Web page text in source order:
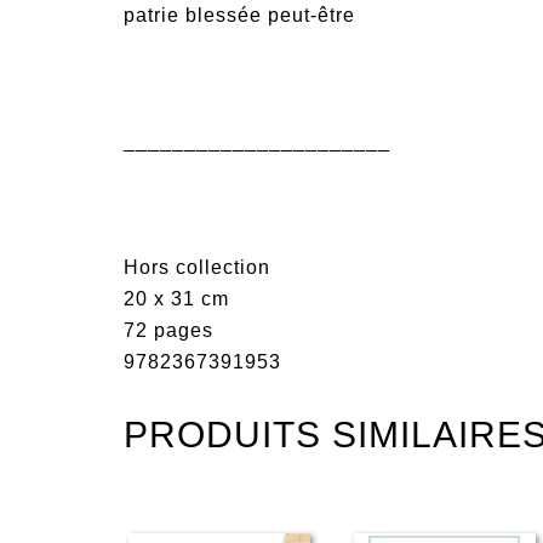
patrie blessée peut-être
Hors collection
20 x 31 cm
72 pages
9782367391953
PRODUITS